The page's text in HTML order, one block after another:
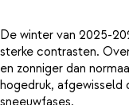
De winter van 2025-
sterke contrasten.
en zonniger dan
hogedruk, afgewisseld